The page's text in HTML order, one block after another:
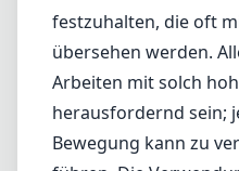
über keinen
Fokussierung
möglicherweise
den Komfort von
bevorzugen.